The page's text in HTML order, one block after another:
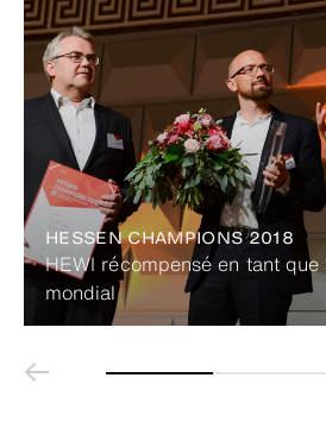
HESSEN CHAMPIONS 2018
HEWI récompensé en tant
mondial